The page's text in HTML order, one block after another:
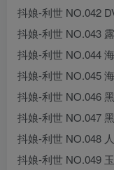
抖娘-利世 NO.042
抖娘-利世 NO.043
抖娘-利世 NO.044
抖娘-利世 NO.045
抖娘-利世 NO.046
抖娘-利世 NO.047
抖娘-利世 NO.048
抖娘-利世 NO.049